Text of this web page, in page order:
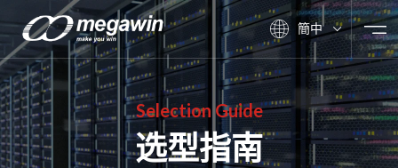
簡中
Selection Guide
选型指南